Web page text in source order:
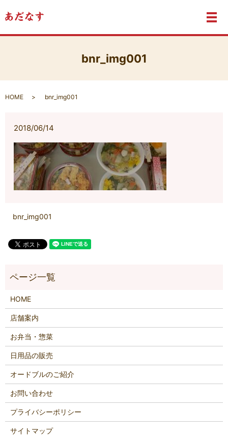
メ
bnr_img001
HOME bnr_img001
2018/06/14
bnr_img001
HOME
店舗案内
お弁当・惣菜
日用品の販売
オードブルのご紹介
お問い合わせ
プライバシーポリシー
サイトマップ